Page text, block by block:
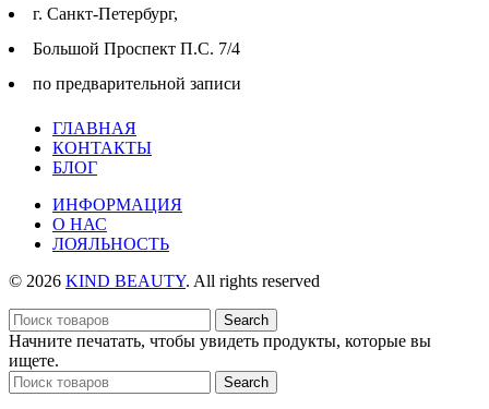
г. Cанкт-Петербург,
Большой Проспект П.С. 7/4
по предварительной записи
ГЛАВНАЯ
КОНТАКТЫ
БЛОГ
ИНФОРМАЦИЯ
О НАС
ЛОЯЛЬНОСТЬ
© 2026 KIND BEAUTY. All rights reserved
Search
Начните печатать, чтобы увидеть продукты, которые вы
ищете.
Search